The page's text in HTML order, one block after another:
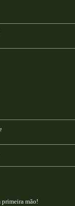
primeira mão!